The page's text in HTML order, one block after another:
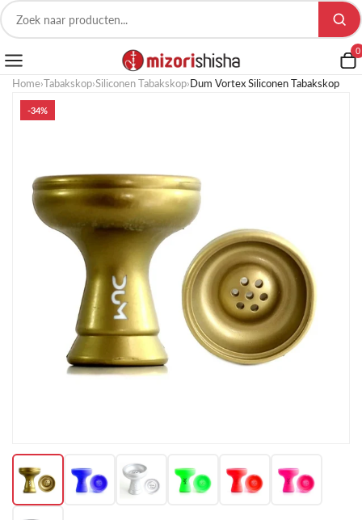
0
Home›Tabakskop›Siliconen Tabakskop›Dum Vortex Siliconen Tabakskop
-34%